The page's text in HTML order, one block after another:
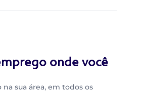
onde você
sua área, em todos os